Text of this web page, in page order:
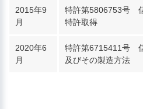
2015年9
月
特許第5806753号
特許取得
2020年6
月
特許第6715411号
及びその製造方法